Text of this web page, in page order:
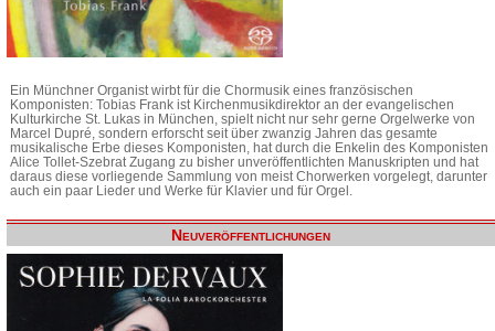
Ein Münchner Organist wirbt für die Chormusik eines französischen
Komponisten: Tobias Frank ist Kirchenmusikdirektor an der evangelischen
Kulturkirche St. Lukas in München, spielt nicht nur sehr gerne Orgelwerke von
Marcel Dupré, sondern erforscht seit über zwanzig Jahren das gesamte
musikalische Erbe dieses Komponisten, hat durch die Enkelin des Komponisten
Alice Tollet-Szebrat Zugang zu bisher unveröffentlichten Manuskripten und hat
daraus diese vorliegende Sammlung von meist Chorwerken vorgelegt, darunter
auch ein paar Lieder und Werke für Klavier und für Orgel.
Neuveröffentlichungen